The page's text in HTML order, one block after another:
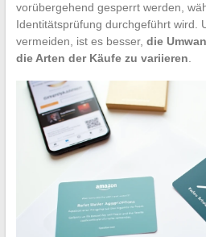
vorübergehend gesperrt werden,
Identitätsprüfung durchgeführt wird.
vermeiden, ist es besser, die
die Arten der Käufe zu variieren